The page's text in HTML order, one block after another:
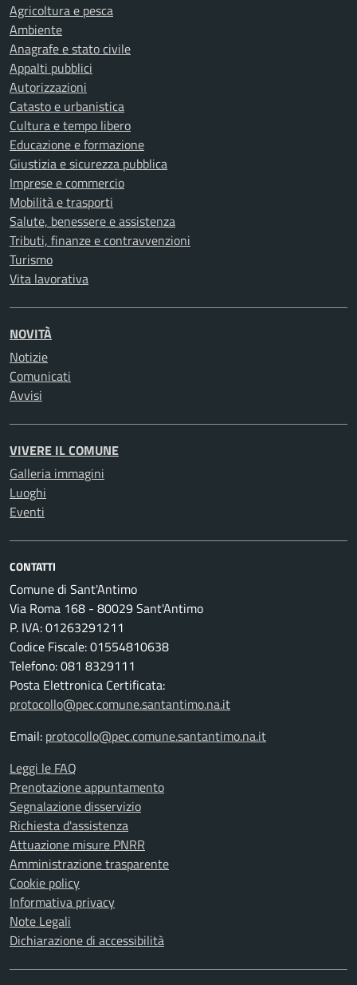
Agricoltura e pesca
Ambiente
Anagrafe e stato civile
Appalti pubblici
Autorizzazioni
Catasto e urbanistica
Cultura e tempo libero
Educazione e formazione
Giustizia e sicurezza pubblica
Imprese e commercio
Mobilità e trasporti
Salute, benessere e assistenza
Tributi, finanze e contravvenzioni
Turismo
Vita lavorativa
NOVITÀ
Notizie
Comunicati
Avvisi
VIVERE IL COMUNE
Galleria immagini
Luoghi
Eventi
CONTATTI
Comune di Sant'Antimo
Via Roma 168 - 80029 Sant'Antimo
P. IVA: 01263291211
Codice Fiscale: 01554810638
Telefono: 081 8329111
Posta Elettronica Certificata:
protocollo@pec.comune.santantimo.na.it
Email: protocollo@pec.comune.santantimo.na.it
Leggi le FAQ
Prenotazione appuntamento
Segnalazione disservizio
Richiesta d'assistenza
Attuazione misure PNRR
Amministrazione trasparente
Cookie policy
Informativa privacy
Note Legali
Dichiarazione di accessibilità